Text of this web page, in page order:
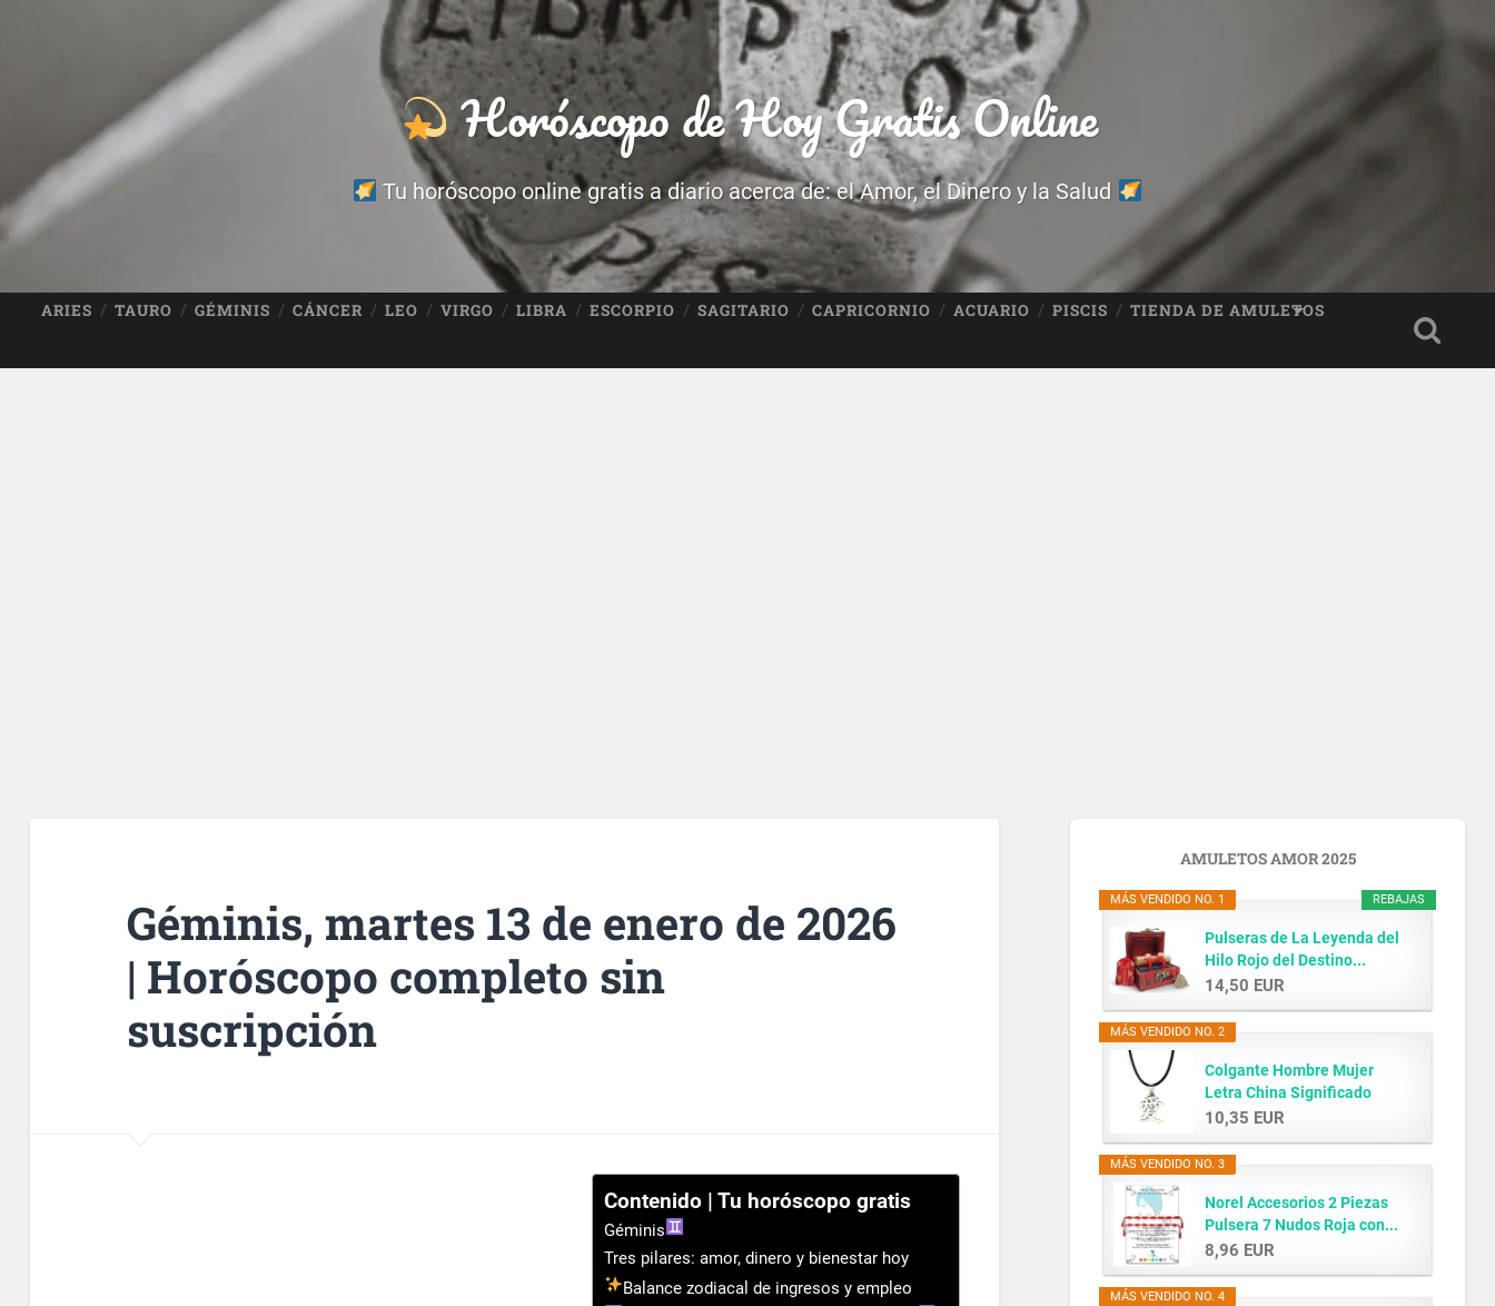
Horóscopo de Hoy Gratis Online
Tu horóscopo online gratis a diario acerca de: el Amor, el Dinero y la Salud
ARIES TAURO GÉMINIS CÁNCER LEO VIRGO LIBRA ESCORPIO SAGITARIO CAPRICORNIO ACUARIO PISCIS TIENDA DE AMULETOS
Géminis, martes 13 de enero de 2026
| Horóscopo completo sin
suscripción
Contenido | Tu horóscopo gratis
Géminis
Tres pilares: amor, dinero y bienestar hoy
Balance zodiacal de ingresos y empleo
AMULETOS AMOR 2025
REBAJAS
MÁS VENDIDO NO. 1
Pulseras de La Leyenda del
Hilo Rojo del Destino...
14,50 EUR
MÁS VENDIDO NO. 2
Colgante Hombre Mujer
Letra China Significado
AMOR...
10,35 EUR
MÁS VENDIDO NO. 3
Norel Accesorios 2 Piezas
Pulsera 7 Nudos Roja con...
8,96 EUR
MÁS VENDIDO NO. 4